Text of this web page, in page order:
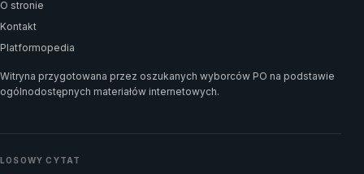
O stronie
Kontakt
Platformopedia
Witryna przygotowana przez oszukanych wyborców PO na podstawie
ogólnodostępnych materiałów internetowych.
LOSOWY CYTAT